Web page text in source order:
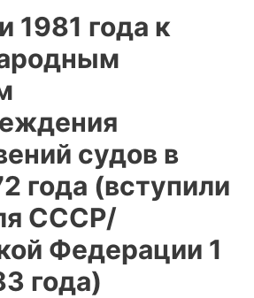
1981 года к
судов в
года (вступили
СССР/
Федерации 1
года)